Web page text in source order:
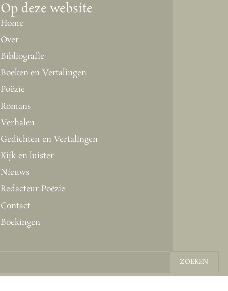
Op deze website
Home
Over
Bibliografie
Boeken en Vertalingen
Poëzie
Romans
Verhalen
Gedichten en Vertalingen
Kijk en luister
Nieuws
Redacteur Poëzie
Contact
Boekingen
ZOEKEN